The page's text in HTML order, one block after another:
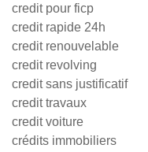
credit pour ficp
credit rapide 24h
credit renouvelable
credit revolving
credit sans justificatif
credit travaux
credit voiture
crédits immobiliers